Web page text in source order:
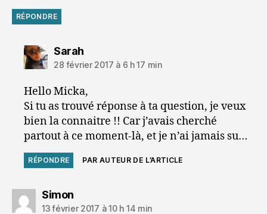
RÉPONDRE
Sarahdit :
28 février 2017 à 6 h 17 min
Hello Micka,
Si tu as trouvé réponse à ta question, je veux
bien la connaitre !! Car j’avais cherché
partout à ce moment-là, et je n’ai jamais su…
RÉPONDRE PAR AUTEUR DE L’ARTICLE
Simondit :
13 février 2017 à 10 h 14 min